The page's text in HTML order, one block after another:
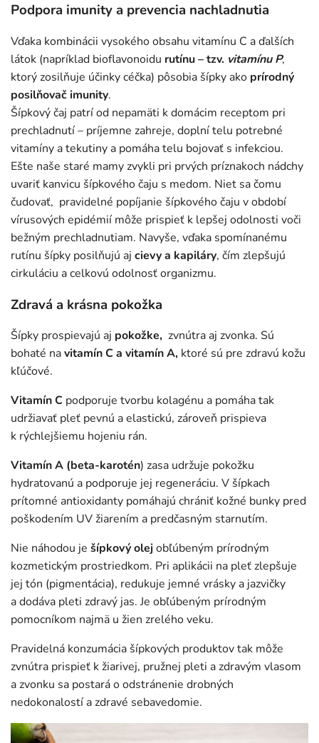
Podpora imunity a prevencia nachladnutia
Vďaka kombinácii vysokého obsahu vitamínu C a ďalších
látok (napríklad bioflavonoidu rutínu – tzv. vitamínu P,
ktorý zosilňuje účinky céčka) pôsobia šípky ako prírodný
posilňovač imunity.
Šípkový čaj patrí od nepamäti k domácim receptom pri
prechladnutí – príjemne zahreje, doplní telu potrebné
vitamíny a tekutiny a pomáha telu bojovať s infekciou.
Ešte naše staré mamy zvykli pri prvých príznakoch nádchy
uvariť kanvicu šípkového čaju s medom. Niet sa čomu
čudovať, pravidelné popíjanie šípkového čaju v období
vírusových epidémií môže prispieť k lepšej odolnosti voči
bežným prechladnutiam. Navyše, vďaka spomínanému
rutínu šípky posilňujú aj cievy a kapiláry, čím zlepšujú
cirkuláciu a celkovú odolnosť organizmu.
Zdravá a krásna pokožka
Šípky prospievajú aj pokožke, zvnútra aj zvonka. Sú
bohaté navitamín C a vitamín A, ktoré sú pre zdravú kožu
kľúčové.
Vitamín C podporuje tvorbu kolagénu a pomáha tak
udržiavať pleť pevnú a elastickú, zároveň prispieva
k rýchlejšiemu hojeniu rán.
Vitamín A (beta-karotén) zasa udržuje pokožku
hydratovanú a podporuje jej regeneráciu. V šípkach
prítomné antioxidanty pomáhajú chrániť kožné bunky pred
poškodením UV žiarením a predčasným starnutím.
Nie náhodou je šípkový olejobľúbeným prírodným
kozmetickým prostriedkom. Pri aplikácii na pleť zlepšuje
jej tón (pigmentácia), redukuje jemné vrásky a jazvičky
a dodáva pleti zdravý jas. Je obľúbeným prírodným
pomocníkom najmä u žien zrelého veku.
Pravidelná konzumácia šípkových produktov tak môže
zvnútra prispieť k žiarivej, pružnej pleti a zdravým vlasom
a zvonku sa postará o odstránenie drobných
nedokonalostí a zdravé sebavedomie.